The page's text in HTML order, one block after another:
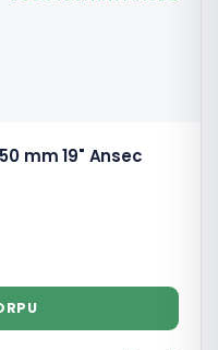
mm 19" Ansec